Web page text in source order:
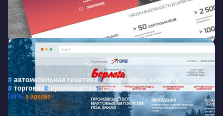
Берлогаvahtovka.com
Сайт вахтовых автобусов «Берлога» (Производитель
— компания «ГИРД»)
автомобильная тематика
спецтехника, запчасти
торговля
производство средняя
[2016] в архиве